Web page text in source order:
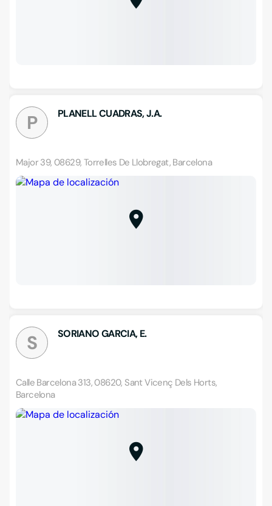
P PLANELL CUADRAS, J.A.
Major 39, 08629, Torrelles De Llobregat, Barcelona
S SORIANO GARCIA, E.
Calle Barcelona 313, 08620, Sant Vicenç Dels Horts,
Barcelona